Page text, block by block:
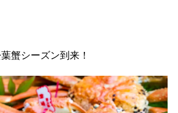
蟹シーズン到来！